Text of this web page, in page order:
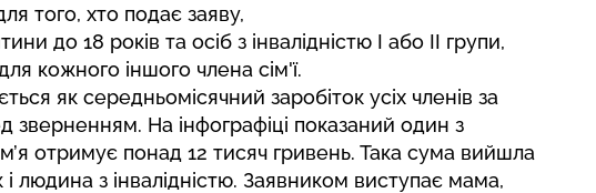
того, хто подає заяву,
до 18 років та осіб з інвалідністю I або II групи,
кожного іншого члена сім'ї.
як середньомісячний заробіток усіх членів за
зверненням. На інфографіці показаний один з
отримує понад 12 тисяч гривень. Така сума вийшла
людина з інвалідністю. Заявником виступає мама,